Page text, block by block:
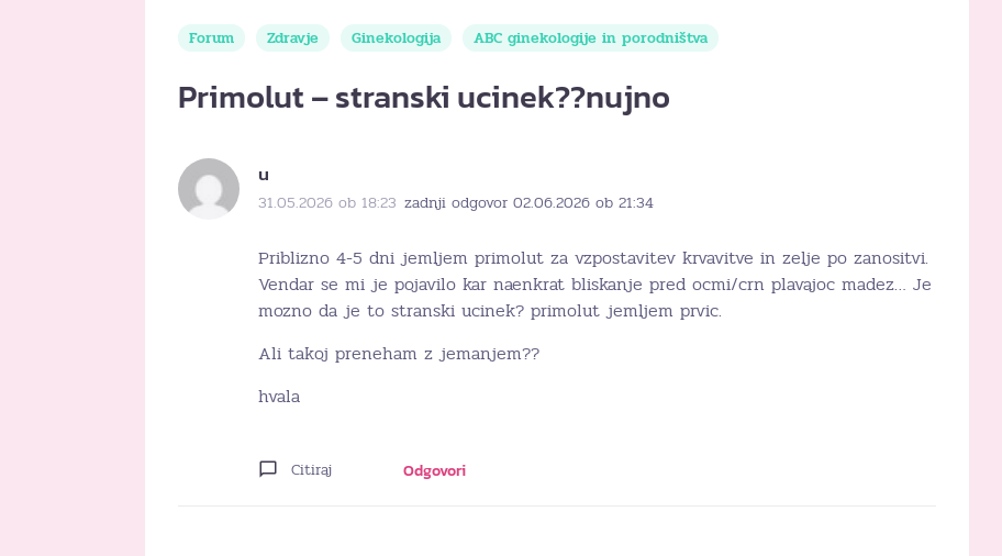
Forum Zdravje Ginekologija ABC ginekologije in porodništva
Primolut – stranski ucinek??nujno
u
31.05.2026 ob 18:23 zadnji odgovor 02.06.2026 ob 21:34
Priblizno 4-5 dni jemljem primolut za vzpostavitev krvavitve in zelje po zanositvi.
Vendar se mi je pojavilo kar naenkrat bliskanje pred ocmi/crn plavajoc madez… Je
mozno da je to stranski ucinek? primolut jemljem prvic.
Ali takoj preneham z jemanjem??
hvala
Citiraj Odgovori